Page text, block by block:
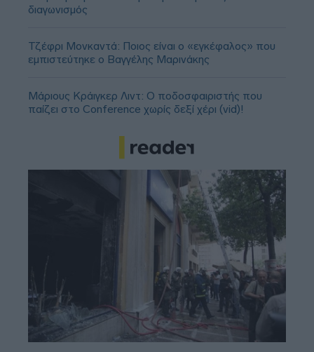
διαγωνισμός
Τζέφρι Μονκαντά: Ποιος είναι ο «εγκέφαλος» που
εμπιστεύτηκε ο Βαγγέλης Μαρινάκης
Μάριους Κράιγκερ Λιντ: Ο ποδοσφαιριστής που
παίζει στο Conference χωρίς δεξί χέρι (vid)!